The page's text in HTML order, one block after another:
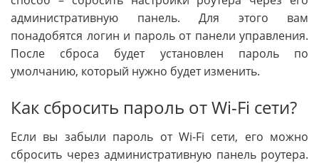
административную панель. Для этого вам
понадобятся логин и пароль от панели управления.
После сброса будет установлен пароль по
умолчанию, который нужно будет изменить.
Как сбросить пароль от Wi-Fi сети?
Если вы забыли пароль от Wi-Fi сети, его можно
сбросить через административную панель роутера.